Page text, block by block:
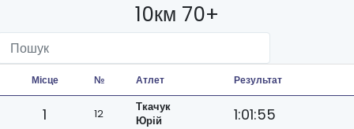
10км 70+
Місце № Атлет Результат
1 12
Ткачук
Юрій
1:01:55